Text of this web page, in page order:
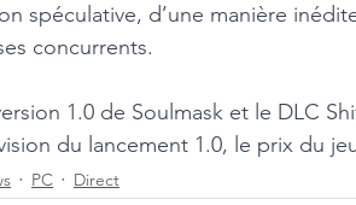
spéculative, d’une manière
concurrents.
1.0 de Soulmask et le DLC
du lancement 1.0, le prix du
PC Direct